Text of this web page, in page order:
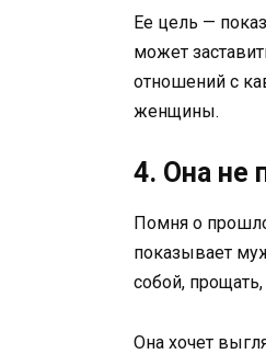
Ее цель —
может
отношений с
женщины.
4. Она не
Помня о
показывает
собой, прощать,
Она хочет